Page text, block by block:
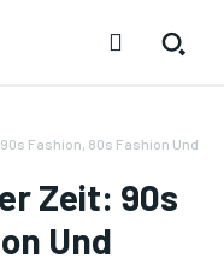
90s Fashion, 80s Fashion Und
Zeit: 90s
Und